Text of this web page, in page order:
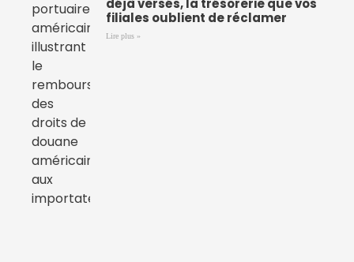
déjà versés, la trésorerie que vos
filiales oublient de réclamer
Lire plus »